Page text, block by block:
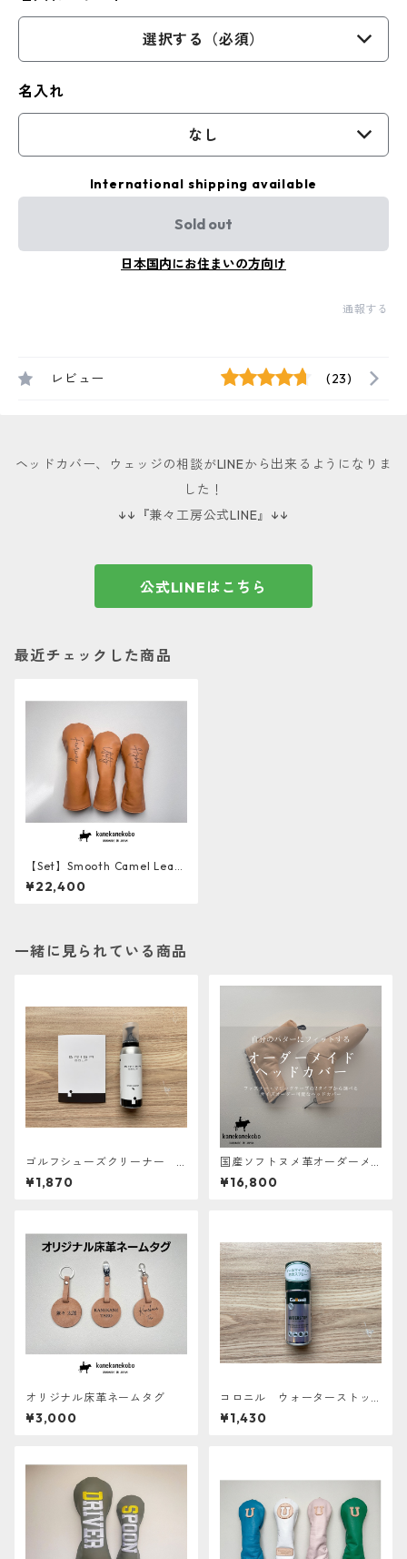
選択する（必須）
名入れ
なし
International shipping available
Sold out
日本国内にお住まいの方向け
通報する
レビュー (23)
ヘッドカバー、ウェッジの相談がLINEから出来るようになりま
した！
↓↓『兼々工房公式LINE』↓↓
公式LINEはこちら
最近チェックした商品
【Set】Smooth Camel Leath
er ソフト牛革ヘッドカバー３
本セット
¥22,400
一緒に見られている商品
ゴルフシューズクリーナー B
RIGA GOLF
¥1,870
国産ソフトヌメ革オーダーメ
イドパターカバー【ERABER
U】
¥16,800
オリジナル床革ネームタグ
¥3,000
コロニル ウォーターストッ
プ 100ml 防水スプレー
¥1,430